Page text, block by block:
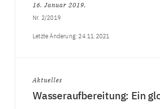
16. Januar 2019
Nr. 2/2019
Letzte Änderung: 24.11.2021
Aktuelles
Wasseraufbereitung: Ein